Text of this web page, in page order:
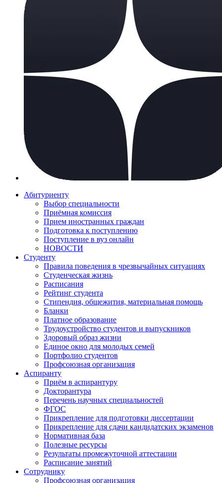
Абитуриенту
Выбор специальности
Приёмная комиссия
Прием иностранных граждан
Подготовка к поступлению
Поступление в вуз онлайн
НОВОСТИ
Студенту
Правила поведения в чрезвычайных ситуациях
Студенческая жизнь
Расписания
Рейтинг студента
Стипендия, общежития, материальная помощь
Бланки
Платное образование
Трудоустройство студентов и выпускников
Здоровый образ жизни
Единое окно для молодых семей
Портфолио студентов
Профсоюзная организация
Аспиранту
Приём в аспирантуру
Докторантура
Перечень научных специальностей
ФГОС
Прикрепление для подготовки диссертации
Прикрепление для сдачи кандидатских экзаменов
Нормативная база
Полезные ресурсы
Результаты промежуточной аттестации
Расписание занятий
Сотруднику
Профсоюзная организация